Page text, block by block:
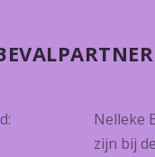
Nelleke
zijn bij